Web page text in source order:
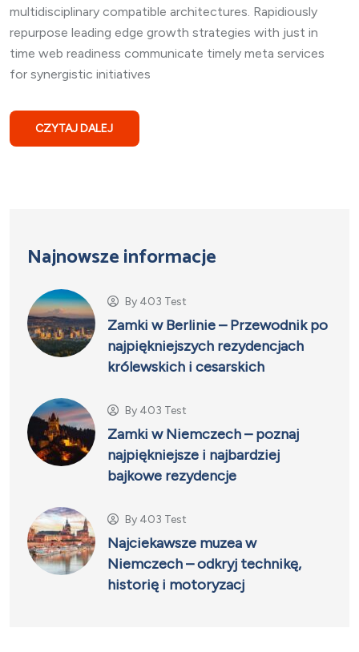
multidisciplinary compatible architectures. Rapidiously
repurpose leading edge growth strategies with just in
time web readiness communicate timely meta services
for synergistic initiatives
CZYTAJ DALEJ
Najnowsze informacje
By 403 Test
Zamki w Berlinie – Przewodnik po
najpiękniejszych rezydencjach
królewskich i cesarskich
By 403 Test
Zamki w Niemczech – poznaj
najpiękniejsze i najbardziej
bajkowe rezydencje
By 403 Test
Najciekawsze muzea w
Niemczech – odkryj technikę,
historię i motoryzacj